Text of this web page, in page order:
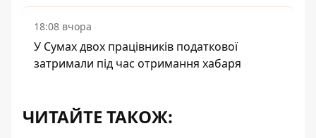
18:08 вчора
У Сумах двох працівників податкової
затримали під час отримання хабаря
ЧИТАЙТЕ ТАКОЖ: